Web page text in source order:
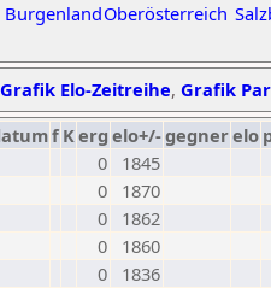
BurgenlandOberösterreich
Grafik Elo-Zeitreihe, Grafik
f Kerg elo+/-gegnerelo
0
1845
0
1870
0
1862
0
1860
0
1836